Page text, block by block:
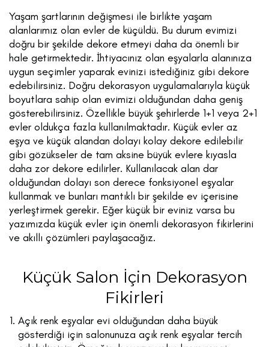
Yaşam şartlarının değişmesi ile birlikte yaşam
alanlarımız olan evler de küçüldü. Bu durum evimizi
doğru bir şekilde dekore etmeyi daha da önemli bir
hale getirmektedir. İhtiyacınız olan eşyalarla alanınıza
uygun seçimler yaparak evinizi istediğiniz gibi dekore
edebilirsiniz. Doğru dekorasyon uygulamalarıyla küçük
boyutlara sahip olan evimizi olduğundan daha geniş
gösterebilirsiniz. Özellikle büyük şehirlerde 1+1 veya 2+1
evler oldukça fazla kullanılmaktadır. Küçük evler az
eşya ve küçük alandan dolayı kolay dekore edilebilir
gibi gözükseler de tam aksine büyük evlere kıyasla
daha zor dekore edilirler. Kullanılacak alan dar
olduğundan dolayı son derece fonksiyonel eşyalar
kullanmak ve bunları mantıklı bir şekilde ev içerisine
yerleştirmek gerekir. Eğer küçük bir eviniz varsa bu
yazımızda küçük evler için önemli dekorasyon fikirlerini
ve akıllı çözümleri paylaşacağız.
Küçük Salon İçin Dekorasyon
Fikirleri
Açık renk eşyalar evi olduğundan daha büyük
gösterdiği için salonunuza açık renk eşyalar tercih